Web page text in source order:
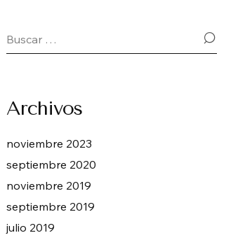
Archivos
noviembre 2023
septiembre 2020
noviembre 2019
septiembre 2019
julio 2019